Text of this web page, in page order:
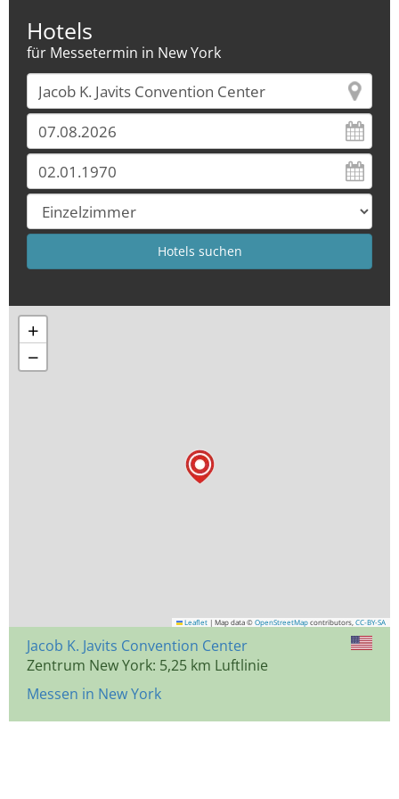
Hotels
für Messetermin in New York
+
−
Leaflet | Map data © OpenStreetMap contributors, CC-BY-SA
Jacob K. Javits Convention Center
Zentrum New York: 5,25 km Luftlinie
Messen in New York